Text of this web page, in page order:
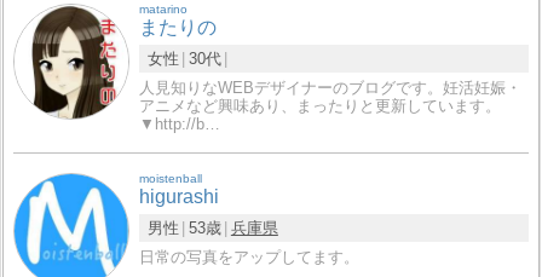
matarino
またりの
女性 30代
人見知りなWEBデザイナーのブログです。妊活妊娠・
アニメなど興味あり、まったりと更新しています。
▼http://b…
moistenball
higurashi
男性 53歳 兵庫県
日常の写真をアップしてます。